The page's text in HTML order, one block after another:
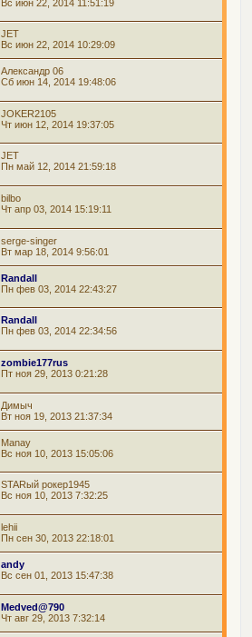
Вс июн 22, 2014 11:51:19
JET
Вс июн 22, 2014 10:29:09
Александр 06
Сб июн 14, 2014 19:48:06
JOKER2105
Чт июн 12, 2014 19:37:05
JET
Пн май 12, 2014 21:59:18
bilbo
Чт апр 03, 2014 15:19:11
serge-singer
Вт мар 18, 2014 9:56:01
Randall
Пн фев 03, 2014 22:43:27
Randall
Пн фев 03, 2014 22:34:56
zombie177rus
Пт ноя 29, 2013 0:21:28
Димыч
Вт ноя 19, 2013 21:37:34
Manay
Вс ноя 10, 2013 15:05:06
STARый рокер1945
Вс ноя 10, 2013 7:32:25
lehii
Пн сен 30, 2013 22:18:01
andy
Вс сен 01, 2013 15:47:38
Medved@790
Чт авг 29, 2013 7:32:14